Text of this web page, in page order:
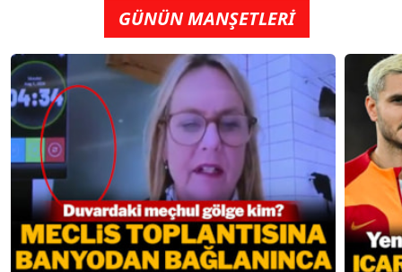
GÜNÜN MANŞETLERİ